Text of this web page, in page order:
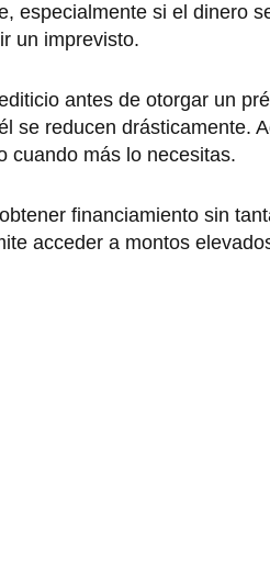
especialmente si el dinero
un imprevisto.
antes de otorgar un
se reducen drásticamente.
cuando más lo necesitas.
financiamiento sin
acceder a montos